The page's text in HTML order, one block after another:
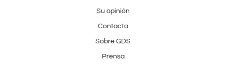
Su opinión
Contacta
Sobre GDS
Prensa